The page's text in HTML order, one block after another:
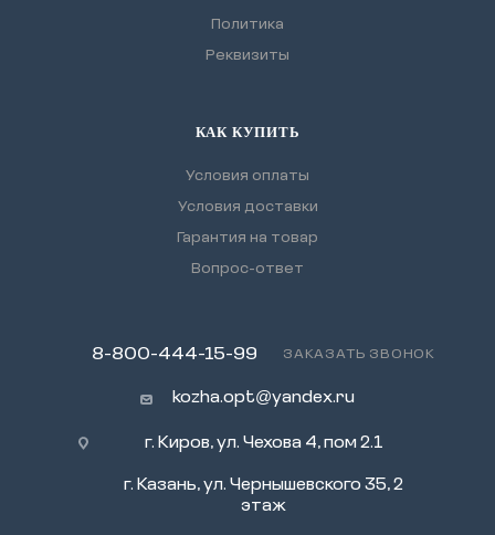
Политика
Реквизиты
КАК КУПИТЬ
Условия оплаты
Условия доставки
Гарантия на товар
Вопрос-ответ
8-800-444-15-99 ЗАКАЗАТЬ ЗВОНОК
kozha.opt@yandex.ru
г. Киров, ул. Чехова 4, пом 2.1
г. Казань, ул. Чернышевского 35, 2
этаж